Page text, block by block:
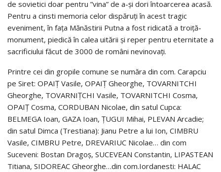
de sovietici doar pentru ”vina” de a-și dori întoarcerea acasă.
Pentru a cinsti memoria celor dispăruți în acest tragic
eveniment, în fața Mănăstirii Putna a fost ridicată a troiță-
monument, piedică în calea uitării și reper pentru eternitate a
sacrificiului făcut de 3000 de români nevinovați.
Printre cei din gropile comune se număra din com. Carapciu
pe Siret: OPAIŢ Vasile, OPAIŢ Gheorghe, TOVARNITCHI
Gheorghe, TOVARNIŢCHI Vasile, TOVARNITCHI Cosma,
OPAIŢ Cosma, CORDUBAN Nicolae, din satul Cupca:
BELMEGA Ioan, GAZA Ioan, ŢUGUI Mihai, PLEVAN Arcadie;
din satul Dimca (Trestiana): Jianu Petre a lui Ion, CIMBRU
Vasile, CIMBRU Petre, DREVARIUC Nicolae… din com
Suceveni: Bostan Dragoş, SUCEVEAN Constantin, LIPASTEAN
Titiana, SIDOREAC Gheorghe…din com.Iordanesti: HALAC